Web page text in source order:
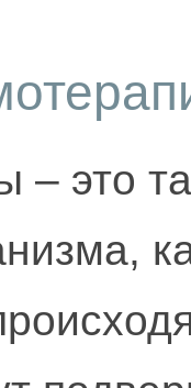
– это